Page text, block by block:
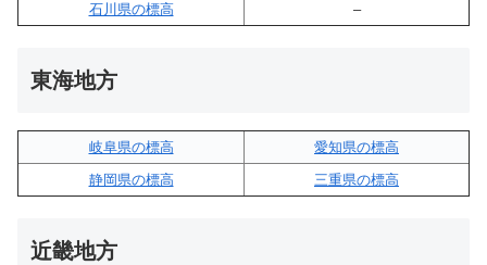
石川県の標高
–
東海地方
岐阜県の標高
愛知県の標高
静岡県の標高
三重県の標高
近畿地方